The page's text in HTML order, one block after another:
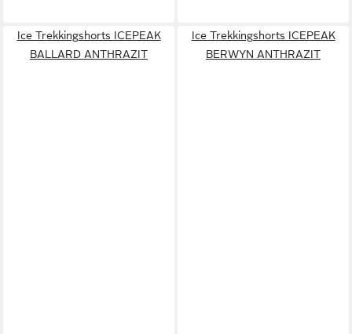
Ice Trekkingshorts ICEPEAK
BALLARD ANTHRAZIT
Ice Trekkingshorts ICEPEAK
BERWYN ANTHRAZIT